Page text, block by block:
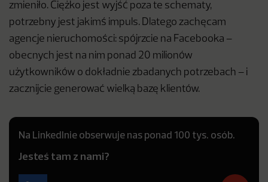
zmieniło. Ciężko jest wyjść poza te schematy,
potrzebny jest jakimś impuls. Dlatego zachęcam
agencje nieruchomości: spójrzcie na Facebooka –
obecnych jest na nim ponad 20 milionów
użytkowników o dokładnie zbadanych potrzebach – i
zacznijcie generować wielką bazę klientów.
Na LinkedInie obserwuje nas ponad 100 tys. osób.
Jesteś tam z nami?